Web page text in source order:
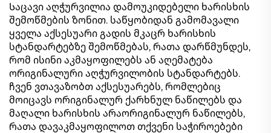
Საცავი აღჭურვილია დამოუკიდებელი ხარისხის
შემოწმების ზონით. საწყობიდან გამომავალი
ყველა აქსესუარი გადის მკაცრ ხარისხის
სტანდარტებზე შემოწმებას, რათა დარწმუნდეს,
რომ ისინი აკმაყოფილებს ან აღემატება
ორიგინალური აღჭურვილობის სტანდარტებს.
ჩვენ ვთავაზობთ აქსესუარებს, რომლებიც
მოიცავს ორიგინალურ ქარხნულ ნაწილებს და
მაღალი ხარისხის არაორიგინალურ ნაწილებს,
რათა დავაკმაყოფილოთ თქვენი საჭიროებები